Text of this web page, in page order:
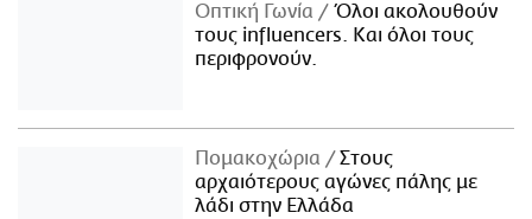
Οπτική Γωνία
Όλοι ακολουθούν
τους influencers. Και όλοι τους
περιφρονούν.
Πομακοχώρια
Στους
αρχαιότερους αγώνες πάλης με
λάδι στην Ελλάδα